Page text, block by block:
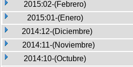
2015:02-(Febrero)
2015:01-(Enero)
2014:12-(Diciembre)
2014:11-(Noviembre)
2014:10-(Octubre)